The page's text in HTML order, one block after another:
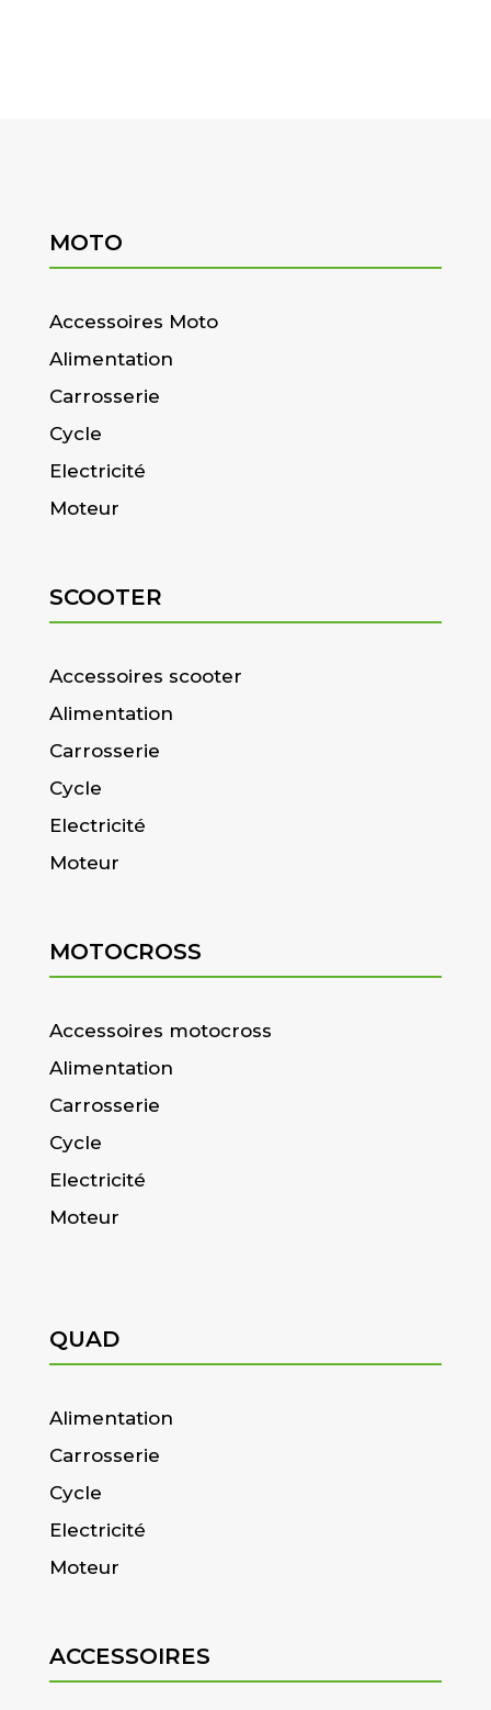
MOTO
Accessoires Moto
Alimentation
Carrosserie
Cycle
Electricité
Moteur
SCOOTER
Accessoires scooter
Alimentation
Carrosserie
Cycle
Electricité
Moteur
MOTOCROSS
Accessoires motocross
Alimentation
Carrosserie
Cycle
Electricité
Moteur
QUAD
Alimentation
Carrosserie
Cycle
Electricité
Moteur
ACCESSOIRES